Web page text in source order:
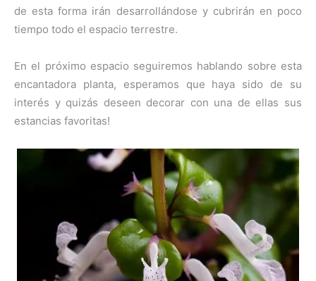
de esta forma irán desarrollándose y cubrirán en poco
tiempo todo el espacio terrestre.
En el próximo espacio seguiremos hablando sobre esta
encantadora planta, esperamos que haya sido de su
interés y quizás deseen decorar con una de ellas sus
estancias favoritas!